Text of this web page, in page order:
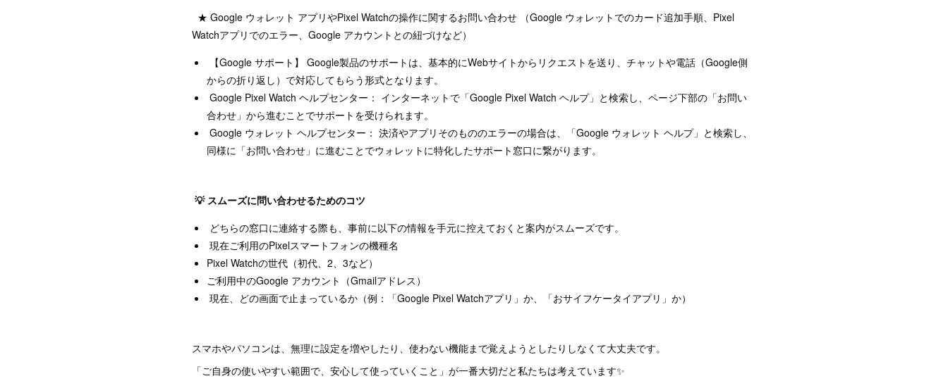
★ Google ウォレット アプリやPixel Watchの操作に関するお問い合わせ （Google ウォレットでのカード追加手順、Pixel
Watchアプリでのエラー、Google アカウントとの紐づけなど）
【Google サポート】 Google製品のサポートは、基本的にWebサイトからリクエストを送り、チャットや電話（Google側
からの折り返し）で対応してもらう形式となります。
Google Pixel Watch ヘルプセンター： インターネットで「Google Pixel Watch ヘルプ」と検索し、ページ下部の「お問い
合わせ」から進むことでサポートを受けられます。
Google ウォレット ヘルプセンター： 決済やアプリそのもののエラーの場合は、「Google ウォレット ヘルプ」と検索し、
同様に「お問い合わせ」に進むことでウォレットに特化したサポート窓口に繋がります。
💡 スムーズに問い合わせるためのコツ
どちらの窓口に連絡する際も、事前に以下の情報を手元に控えておくと案内がスムーズです。
現在ご利用のPixelスマートフォンの機種名
Pixel Watchの世代（初代、2、3など）
ご利用中のGoogle アカウント（Gmailアドレス）
現在、どの画面で止まっているか（例：「Google Pixel Watchアプリ」か、「おサイフケータイアプリ」か）
スマホやパソコンは、無理に設定を増やしたり、使わない機能まで覚えようとしたりしなくて大丈夫です。
「ご自身の使いやすい範囲で、安心して使っていくこと」が一番大切だと私たちは考えています✨